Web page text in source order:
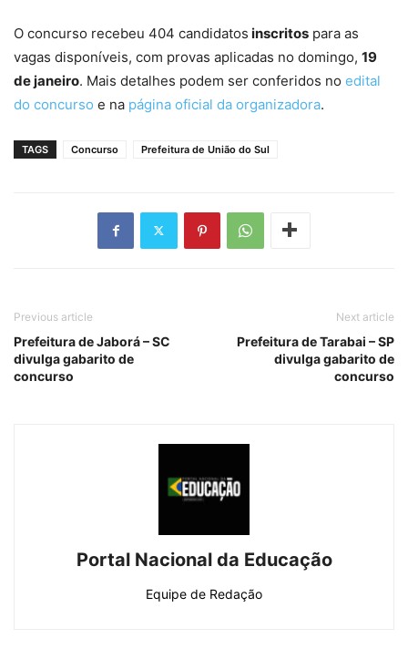
O concurso recebeu 404 candidatos inscritos para as
vagas disponíveis, com provas aplicadas no domingo, 19
de janeiro. Mais detalhes podem ser conferidos no edital
do concurso e na página oficial da organizadora.
TAGS Concurso Prefeitura de União do Sul
Previous article
Prefeitura de Jaborá – SC
divulga gabarito de
concurso
Next article
Prefeitura de Tarabai – SP
divulga gabarito de
concurso
Portal Nacional da Educação
Equipe de Redação